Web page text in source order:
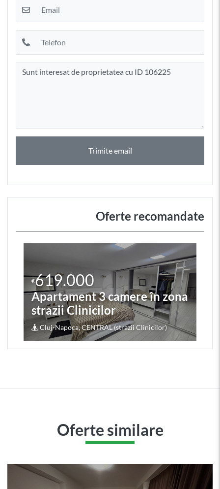
Trimite email
Oferte recomandate
€619.000
Apartament 3 camere în zona
strazii Clinicilor
Cluj-Napoca, CENTRAL (strazii Clinicilor)
Oferte similare